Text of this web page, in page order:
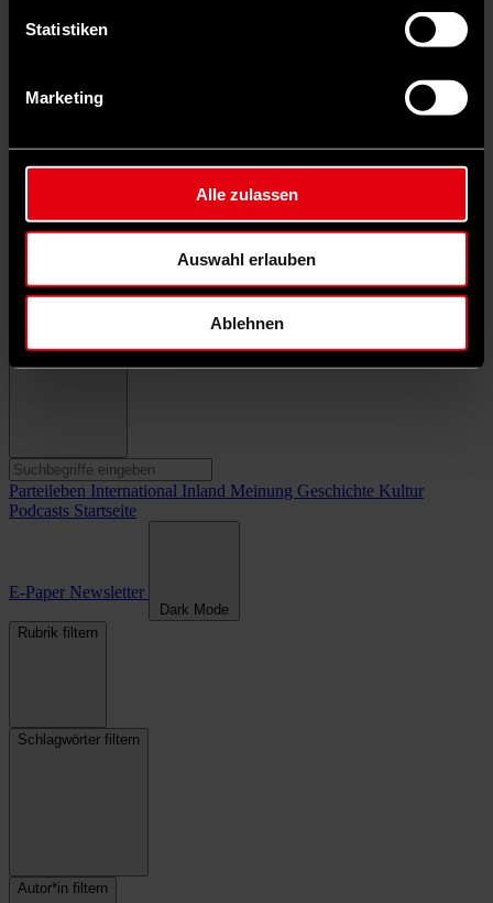
Statistiken
Marketing
Alle zulassen
Auswahl erlauben
Ablehnen
Parteileben International Inland Meinung Geschichte Kultur
Podcasts Startseite
E-Paper Newsletter
Dark Mode
Rubrik filtern
Schlagwörter filtern
Autor*in filtern